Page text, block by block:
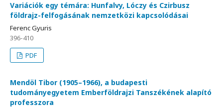
Variációk egy témára: Hunfalvy, Lóczy és Czirbusz
földrajz-felfogásának nemzetközi kapcsolódásai
Ferenc Gyuris
396-410
PDF
Mendöl Tibor (1905–1966), a budapesti
tudományegyetem Emberföldrajzi Tanszékének alapító
professzora